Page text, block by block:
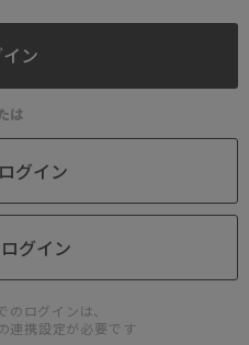
は
グイン
グイン
のログインは、
連携設定が必要です